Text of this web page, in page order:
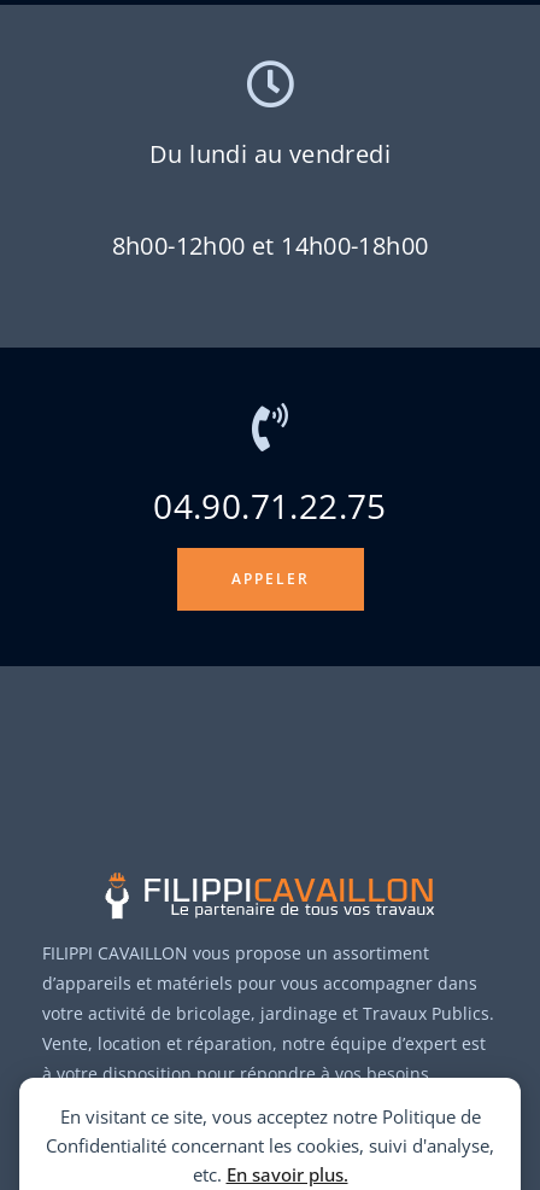
En visitant ce site, vous acceptez notre Politique de
Confidentialité concernant les cookies, suivi d'analyse,
etc. En savoir plus.
Du lundi au vendredi
8h00-12h00 et 14h00-18h00
04.90.71.22.75
APPELER
FILIPPI CAVAILLON vous propose un assortiment
d’appareils et matériels pour vous accompagner dans
votre activité de bricolage, jardinage et Travaux Publics.
Vente, location et réparation, notre équipe d’expert est
à votre disposition pour répondre à vos besoins.